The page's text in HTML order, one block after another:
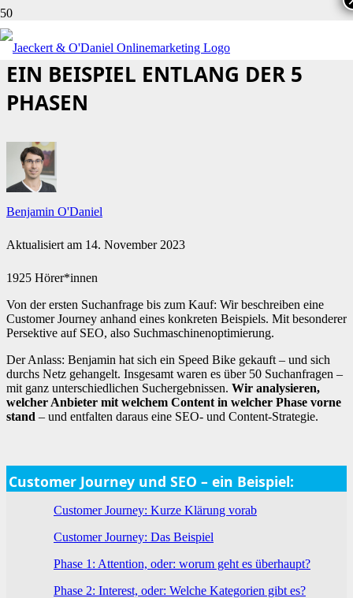
CUSTOMER JOURNEY UND SEO:
EIN BEISPIEL ENTLANG DER 5
PHASEN
Benjamin O'Daniel
Aktualisiert am 14. November 2023
1925 Hörer*innen
Von der ersten Suchanfrage bis zum Kauf: Wir beschreiben eine
Customer Journey anhand eines konkreten Beispiels. Mit besonderer
Persektive auf SEO, also Suchmaschinenoptimierung.
Der Anlass: Benjamin hat sich ein Speed Bike gekauft – und sich
durchs Netz gehangelt. Insgesamt waren es über 50 Suchanfragen –
mit ganz unterschiedlichen Suchergebnissen. Wir analysieren,
welcher Anbieter mit welchem Content in welcher Phase vorne
stand – und entfalten daraus eine SEO- und Content-Strategie.
Customer Journey und SEO – ein Beispiel:
Customer Journey: Kurze Klärung vorab
Customer Journey: Das Beispiel
Phase 1: Attention, oder: worum geht es überhaupt?
Phase 2: Interest, oder: Welche Kategorien gibt es?